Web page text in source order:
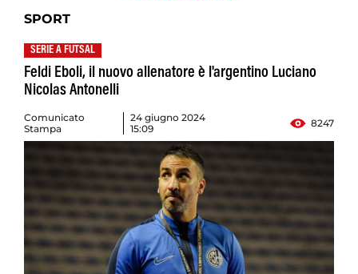
SPORT
SERIE A FUTSAL
Feldi Eboli, il nuovo allenatore è l'argentino Luciano
Nicolas Antonelli
Comunicato
Stampa
24 giugno 2024
15:09
8247